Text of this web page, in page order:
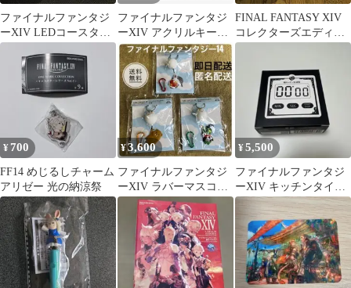
ファイナルファンタジ
ーXIV LEDコースター
＆グラスセット
ファイナルファンタジ
ーXIV アクリルキーホ
ルダー乾杯！ アルファ
＆モーグリ
FINAL FANTASY XIV
コレクターズエディシ
ョン FF14
¥ 700
FF14 めじるしチャーム
アリゼー 光の納涼祭
¥3,600
ファイナルファンタジ
ーXIV ラバーマスコッ
トキーホルダー ３種
コンプセット
¥5,500
ファイナルファンタジ
ーXIV キッチンタイマ
ー